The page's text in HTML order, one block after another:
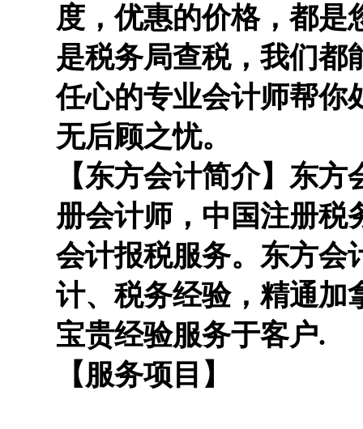
度，优惠的价格，都是
是税务局查税，我们都
任心的专业会计师帮你
无后顾之忧。
【东方会计简介】东
册会计师，中国注册税
会计报税服务。东方会
计、税务经验，精通加
宝贵经验服务于客户.
【服务项目】